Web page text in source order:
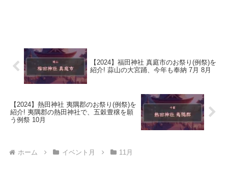
【2024】福田神社 真庭市のお祭り(例祭)を
紹介! 蒜山の大宮踊、今年も奉納 7月 8月
【2024】熱田神社 夷隅郡のお祭り(例祭)を
紹介! 夷隅郡の熱田神社で、五穀豊穣を願
う例祭 10月
ホーム イベント月 11月